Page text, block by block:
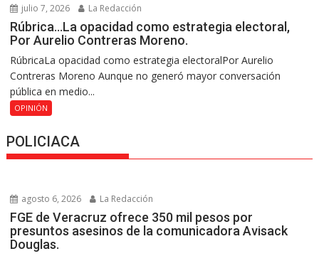
julio 7, 2026 La Redacción
Rúbrica…La opacidad como estrategia electoral,
Por Aurelio Contreras Moreno.
RúbricaLa opacidad como estrategia electoralPor Aurelio
Contreras Moreno Aunque no generó mayor conversación
pública en medio...
OPINIÓN
POLICIACA
agosto 6, 2026 La Redacción
FGE de Veracruz ofrece 350 mil pesos por
presuntos asesinos de la comunicadora Avisack
Douglas.